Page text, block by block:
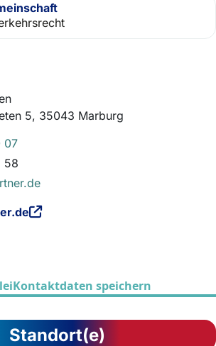
5, 35043 Marburg
07
58
Kontaktdaten speichern
Standort(e)